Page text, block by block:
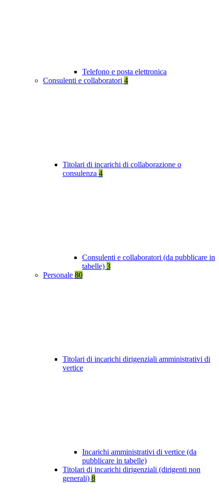
Telefono e posta elettronica
Consulenti e collaboratori 4
Titolari di incarichi di collaborazione o
consulenza 4
Consulenti e collaboratori (da pubblicare in
tabelle) 3
Personale 80
Titolari di incarichi dirigenziali amministrativi di
vertice
Incarichi amministrativi di vertice (da
pubblicare in tabelle)
Titolari di incarichi dirigenziali (dirigenti non
generali) 8